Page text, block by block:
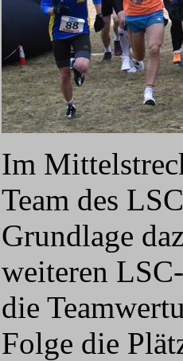
Im
Team des
Grundlage
weiteren
die
Folge die